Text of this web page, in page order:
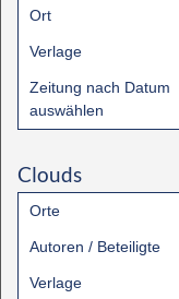
Ort
Verlage
Zeitung nach Datum
auswählen
Clouds
Orte
Autoren / Beteiligte
Verlage